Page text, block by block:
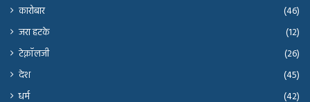
कारोबार
(46)
जरा हटके
(12)
टेक्नॉलजी
(26)
देश
(45)
धर्म
(42)